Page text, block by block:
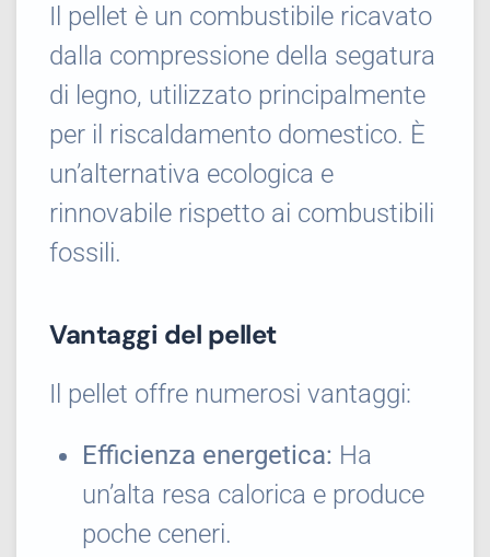
Il pellet è un combustibile ricavato
dalla compressione della segatura
di legno, utilizzato principalmente
per il riscaldamento domestico. È
un’alternativa ecologica e
rinnovabile rispetto ai combustibili
fossili.
Vantaggi del pellet
Il pellet offre numerosi vantaggi:
Efficienza energetica: Ha
un’alta resa calorica e produce
poche ceneri.